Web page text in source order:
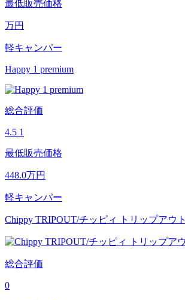
最低販売価格
万円
軽キャンパー
Happy 1 premium
総合評価
4.5 1
最低販売価格
448.0万円
軽キャンパー
Chippy TRIPOUT/チッピィ トリップアウト
総合評価
0